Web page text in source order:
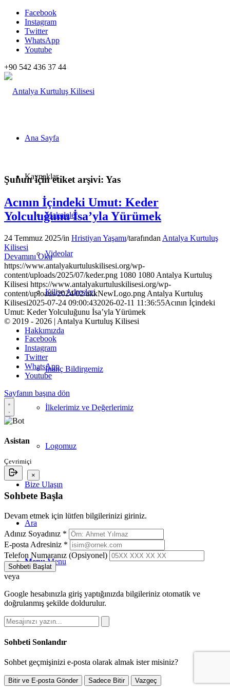
Facebook
Instagram
Twitter
WhatsApp
Youtube
+90 542 436 37 44
Ana Sayfa
Kaynaklar
Makaleler
Videolar
Kilise Adresleri
Hakkımızda
İnanç Bildirgemiz
İlkelerimiz ve Değerlerimiz
Logomuz
Bize Ulaşın
Ara
Menu Menu
Şunun için etiket arşivi: Yas
Acının İçindeki Umut: Keder
Yolculuğunu İsa’yla Yürümek
24 Temmuz 2025/in Hristiyan Yaşamı/tarafından Antalya Kurtuluş
Kilisesi
Devamını Oku
https://www.antalyakurtuluskilisesi.org/wp-
content/uploads/2025/07/keder.png 1080 1080 Antalya Kurtuluş
Kilisesi https://www.antalyakurtuluskilisesi.org/wp-
content/uploads/2024/02/akkNewLogo.png Antalya Kurtuluş
Kilisesi2025-07-24 09:00:432026-02-11 11:36:55Acının İçindeki
Umut: Keder Yolculuğunu İsa’yla Yürümek
© 2019 - 2026 | Antalya Kurtuluş Kilisesi
Facebook
Instagram
Twitter
WhatsApp
Youtube
Sayfanın başına dön
Asistan
Çevrimiçi
×
Sohbete Başla
Devam etmek için lütfen bilgilerinizi giriniz.
Adınız Soyadınız *
E-posta Adresiniz *
Telefon Numaranız (Opsiyonel)
Sohbeti Başlat
veya
Google hesabınızla giriş yaptığınızda bilgileriniz otomatik ve
doğrulanmış şekilde doldurulur.
Sohbeti Sonlandır
Sohbet geçmişinizi e-posta olarak almak ister misiniz?
Bitir ve E-posta Gönder Sadece Bitir Vazgeç